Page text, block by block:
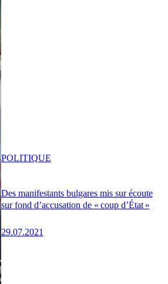
Des manifestants bulgares mis sur écoute
sur fond d’accusation de « coup d’État »
29.07.2021
POLITIQUE